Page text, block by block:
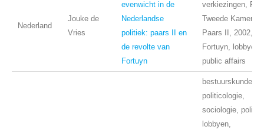
Nederland
Jouke de
Vries
evenwicht in de
Nederlandse
politiek: paars II en
de revolte van
Fortuyn
verkiezingen,
Tweede Kamer,
Paars II, 2002,
Fortuyn, lobbyen,
public affairs
bestuurskunde en
politicologie,
sociologie,
lobbyen,